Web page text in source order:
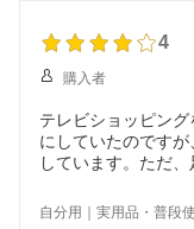
プレゼント
4
購入者
テレビショッピン
にしていたのです
しています。ただ
感じです。息子も
うかと思っています
自分用｜実用品・普段